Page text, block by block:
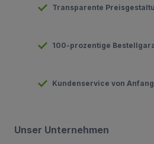
Transparente
100-prozentige
Kundenservice von
Unser Unternehmen